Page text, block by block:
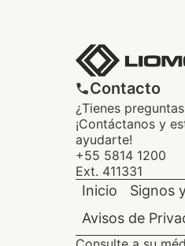
Contacto
¿Tienes
¡Contáctanos y
ayudarte!
+55 5814 1200
Ext. 411331
Inicio Signos
Avisos de